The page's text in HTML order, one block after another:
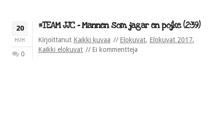
20
HUH
0
#TEAM JJC – Mannen som jagar en pojke (2:39)
Kirjoittanut Kaikki kuvaa Elokuvat, Elokuvat 2017,
Kaikki elokuvat
Ei kommentteja